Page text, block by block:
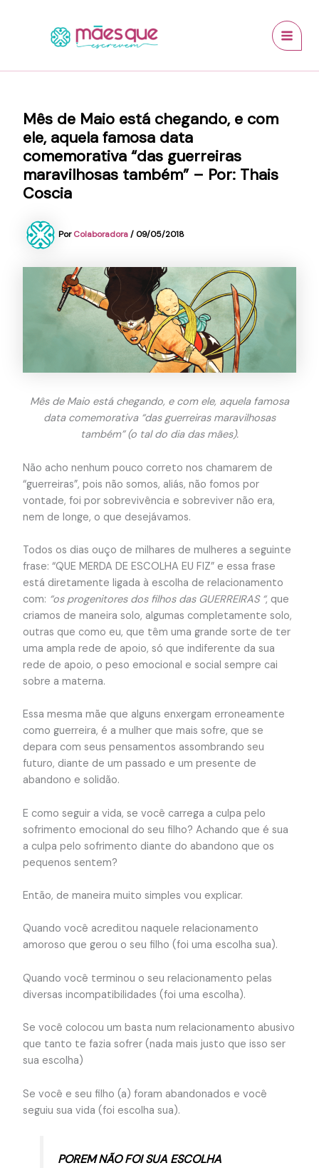
Mês de Maio está chegando, e com
ele, aquela famosa data
comemorativa “das guerreiras
maravilhosas também” – Por: Thais
Coscia
PorColaboradora/ 09/05/2018
Mês de Maio está chegando, e com ele, aquela famosa
data comemorativa “das guerreiras maravilhosas
também” (o tal do dia das mães).
Não acho nenhum pouco correto nos chamarem de
“guerreiras”, pois não somos, aliás, não fomos por
vontade, foi por sobrevivência e sobreviver não era,
nem de longe, o que desejávamos.
Todos os dias ouço de milhares de mulheres a seguinte
frase: “QUE MERDA DE ESCOLHA EU FIZ” e essa frase
está diretamente ligada à escolha de relacionamento
com: “os progenitores dos filhos das GUERREIRAS “, que
criamos de maneira solo, algumas completamente solo,
outras que como eu, que têm uma grande sorte de ter
uma ampla rede de apoio, só que indiferente da sua
rede de apoio, o peso emocional e social sempre cai
sobre a materna.
Essa mesma mãe que alguns enxergam erroneamente
como guerreira, é a mulher que mais sofre, que se
depara com seus pensamentos assombrando seu
futuro, diante de um passado e um presente de
abandono e solidão.
E como seguir a vida, se você carrega a culpa pelo
sofrimento emocional do seu filho? Achando que é sua
a culpa pelo sofrimento diante do abandono que os
pequenos sentem?
Então, de maneira muito simples vou explicar.
Quando você acreditou naquele relacionamento
amoroso que gerou o seu filho (foi uma escolha sua).
Quando você terminou o seu relacionamento pelas
diversas incompatibilidades (foi uma escolha).
Se você colocou um basta num relacionamento abusivo
que tanto te fazia sofrer (nada mais justo que isso ser
sua escolha)
Se você e seu filho (a) foram abandonados e você
seguiu sua vida (foi escolha sua).
POREM NÃO FOI SUA ESCOLHA